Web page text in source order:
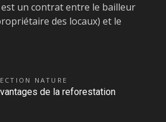
est un contrat entre le bailleur
des locaux) et le
NATURE
de la reforestation